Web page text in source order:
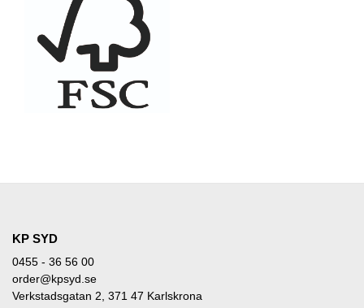
KP SYD
0455 - 36 56 00
order@kpsyd.se
Verkstadsgatan 2, 371 47 Karlskrona